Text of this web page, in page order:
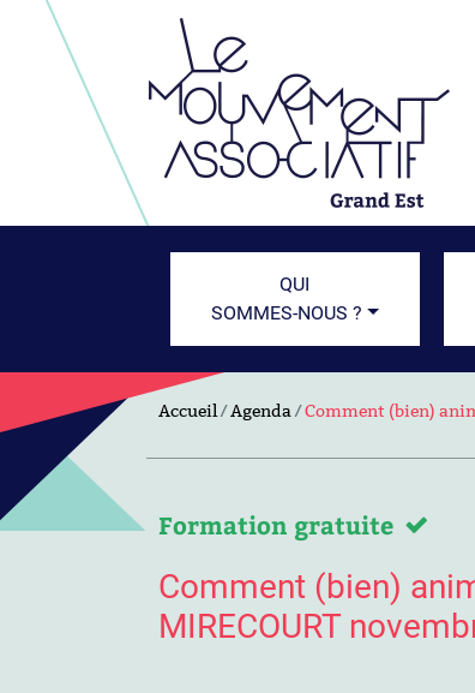
QUI
SOMMES-NOUS ?
Accueil Agenda Comment (bien)
Formation gratuite
Comment (bien)
MIRECOURT